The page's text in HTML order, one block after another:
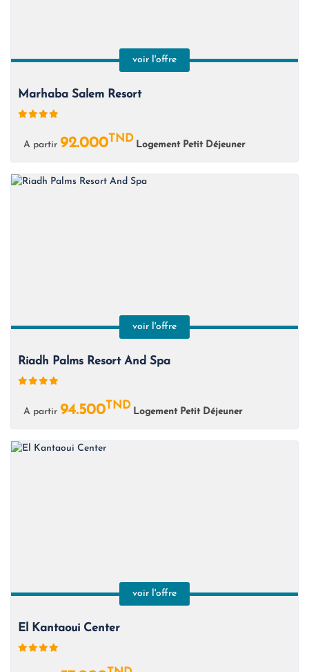
voir l'offre
Marhaba Salem Resort
A partir 92.000TND
Logement Petit Déjeuner
voir l'offre
Riadh Palms Resort And Spa
A partir 94.500TND
Logement Petit Déjeuner
voir l'offre
El Kantaoui Center